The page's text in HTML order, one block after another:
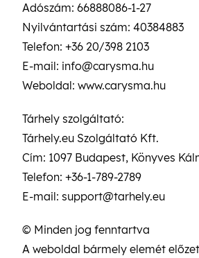
Adószám: 66888086-1-27
Nyilvántartási szám: 40384883
Telefon: +36 20/398 2103
E-mail: info@carysma.hu
Weboldal: www.carysma.hu
Tárhely szolgáltató:
Tárhely.eu Szolgáltató Kft.
Cím: 1097 Budapest, Könyves
Telefon: +36-1-789-2789
E-mail: support@tarhely.eu
© Minden jog fenntartva
A weboldal bármely elemét